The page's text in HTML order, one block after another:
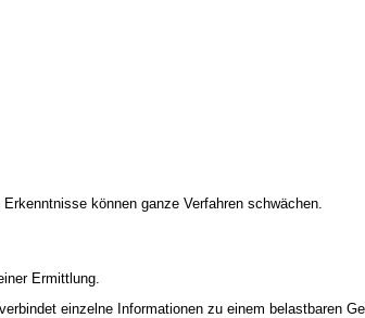
können ganze Verfahren schwächen.
Ermittlung.
einzelne Informationen zu einem belastbaren